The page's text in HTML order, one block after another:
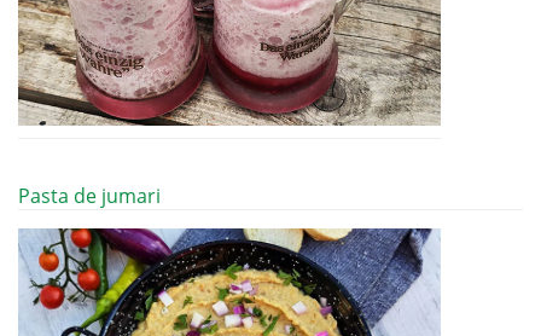
Pasta de jumari